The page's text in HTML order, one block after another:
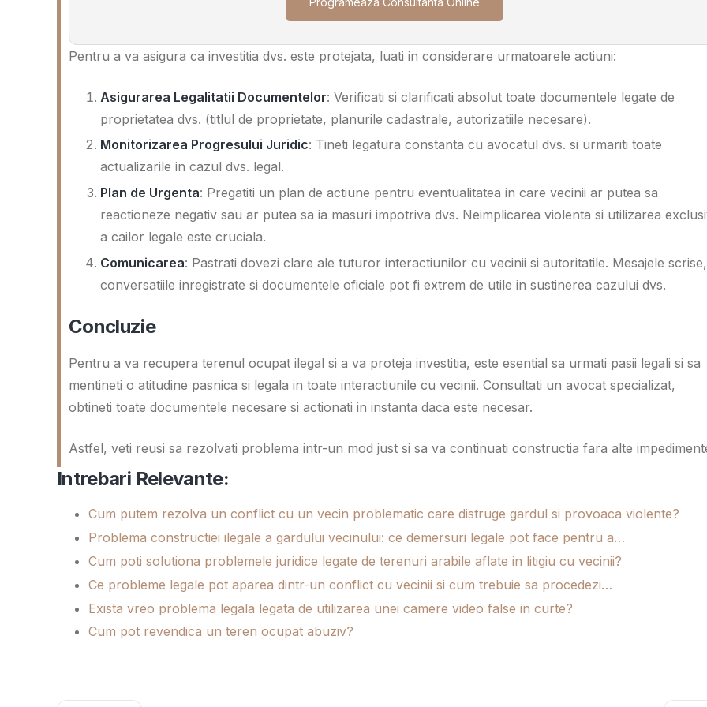
Pentru a va asigura ca investitia dvs. este protejata, luati in considerare urmatoarele actiuni:
Asigurarea Legalitatii Documentelor: Verificati si clarificati absolut toate documentele legate de
proprietatea dvs. (titlul de proprietate, planurile cadastrale, autorizatiile necesare).
Monitorizarea Progresului Juridic: Tineti legatura constanta cu avocatul dvs. si urmariti toate
actualizarile in cazul dvs. legal.
Plan de Urgenta: Pregatiti un plan de actiune pentru eventualitatea in care vecinii ar putea sa
reactioneze negativ sau ar putea sa ia masuri impotriva dvs. Neimplicarea violenta si utilizarea
a cailor legale este cruciala.
Comunicarea: Pastrati dovezi clare ale tuturor interactiunilor cu vecinii si autoritatile. Mesajele scrise,
conversatiile inregistrate si documentele oficiale pot fi extrem de utile in sustinerea cazului dvs.
Concluzie
Pentru a va recupera terenul ocupat ilegal si a va proteja investitia, este esential sa urmati pasii legali si sa
mentineti o atitudine pasnica si legala in toate interactiunile cu vecinii. Consultati un avocat specializat,
obtineti toate documentele necesare si actionati in instanta daca este necesar.
Astfel, veti reusi sa rezolvati problema intr-un mod just si sa va continuati constructia fara alte
Intrebari Relevante:
Cum putem rezolva un conflict cu un vecin problematic care distruge gardul si provoaca violente?
Problema constructiei ilegale a gardului vecinului: ce demersuri legale pot face pentru a…
Cum poti solutiona problemele juridice legate de terenuri arabile aflate in litigiu cu vecinii?
Ce probleme legale pot aparea dintr-un conflict cu vecinii si cum trebuie sa procedezi…
Exista vreo problema legala legata de utilizarea unei camere video false in curte?
Cum pot revendica un teren ocupat abuziv?